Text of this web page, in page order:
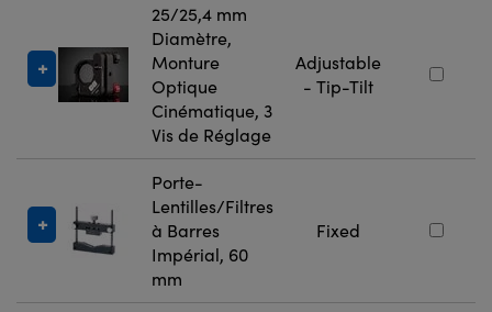
25/25,4 mm
Diamètre,
Monture
Optique
Cinématique, 3
Vis de Réglage
Adjustable
- Tip-Tilt
Porte-
Lentilles/Filtres
à Barres
Impérial, 60
mm
Fixed